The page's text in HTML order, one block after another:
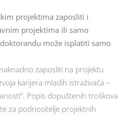
projektima zaposliti i
projektima ili samo
može isplatiti samo
zaposliti na projektu
karijera mladih istraživača –
Popis dopuštenih troškova
za podnositelje projektnih